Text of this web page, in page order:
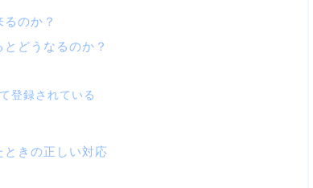
のか？
どうなるのか？
登録されている
きの正しい対応